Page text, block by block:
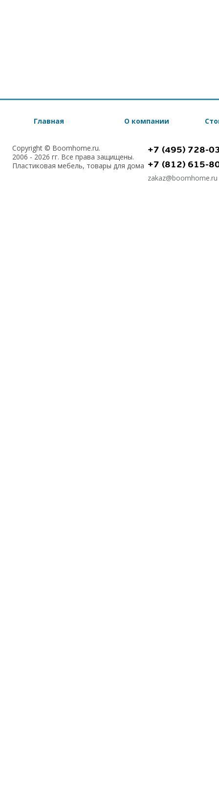
Главная О компании
Copyright © Boomhome.ru.
2006 - 2026 гг. Все права защищены.
Пластиковая мебель, товары для дома
+7 (495) 728-
+7 (812) 615-
zakaz@boomhome.ru